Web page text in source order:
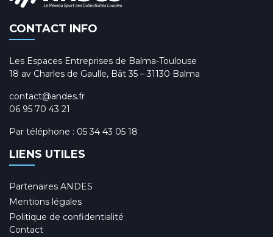
CONTACT INFO
Les Espaces Entreprises de Balma-Toulouse
18 av Charles de Gaulle, Bât 35 – 31130 Balma
contact@andes.fr
06 95 70 43 21
Par téléphone : 05 34 43 05 18
LIENS UTILES
Partenaires ANDES
Mentions légales
Politique de confidentialité
Contact